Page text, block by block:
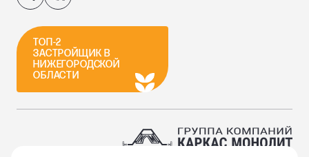
ТОП-2
ЗАСТРОЙЩИК В
НИЖЕГОРОДСКОЙ
ОБЛАСТИ